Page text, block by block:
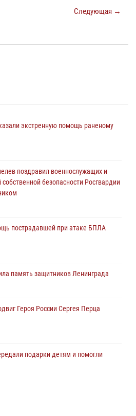
Следующая →
экстренную помощь раненому
поздравил военнослужащих и
безопасности Росгвардии
пострадавшей при атаке БПЛА
память защитников Ленинграда
Героя России Сергея Перца
подарки детям и помогли
расчеты Росгвардии и МЧС